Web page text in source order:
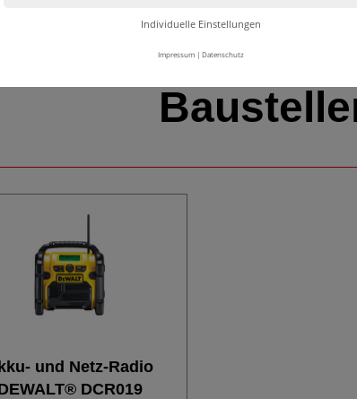
und Netz-Radio
DCR019
Individuelle Einstellungen
Impressum | Datenschutz